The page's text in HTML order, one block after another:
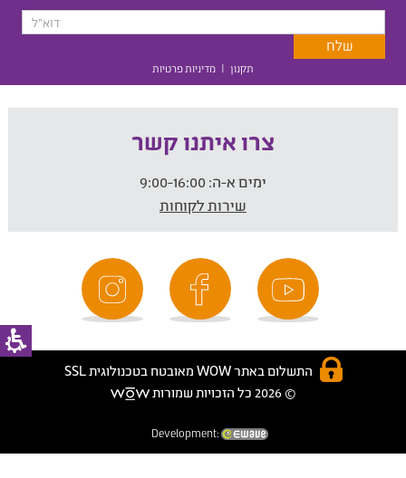
תקנון | מדיניות פרטיות
צרו איתנו קשר
ימים א-ה:
שירות לקוחות
התשלום באתר WOW מאובטח בטכנולוגית SSL
© 2026 כל הזכויות שמורות
Development: